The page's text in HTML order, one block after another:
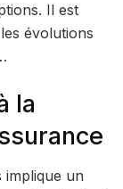
Il est
évolutions
la
implique un